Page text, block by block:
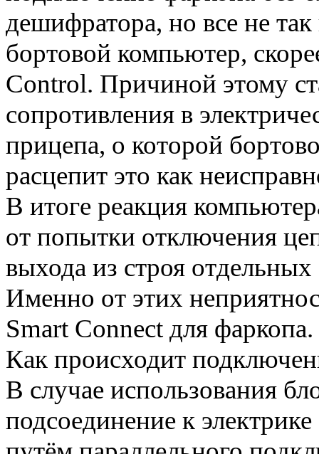
дешифратора, но все не
бортовой компьютер,
Control. Причиной этому
сопротивления в
прицепа, о которой
расцепит это как
В итоге реакция
от попытки отключения
выхода из строя
Именно от этих
Smart Connect для фаркопа.
Как происходит
В случае использования
подсоединение к